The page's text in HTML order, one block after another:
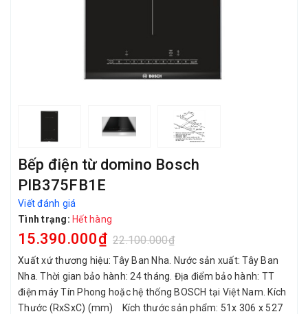
Bếp điện từ domino Bosch
PIB375FB1E
Viết đánh giá
Tình trạng: Hết hàng
15.390.000₫ 22.100.000₫
Xuất xứ thương hiệu: Tây Ban Nha. Nước sản xuất: Tây Ban
Nha. Thời gian bảo hành: 24 tháng. Địa điểm bảo hành: TT
điện máy Tín Phong hoặc hệ thống BOSCH tại Việt Nam. Kích
Thước (RxSxC) (mm) Kích thước sản phẩm: 51x 306 x 527